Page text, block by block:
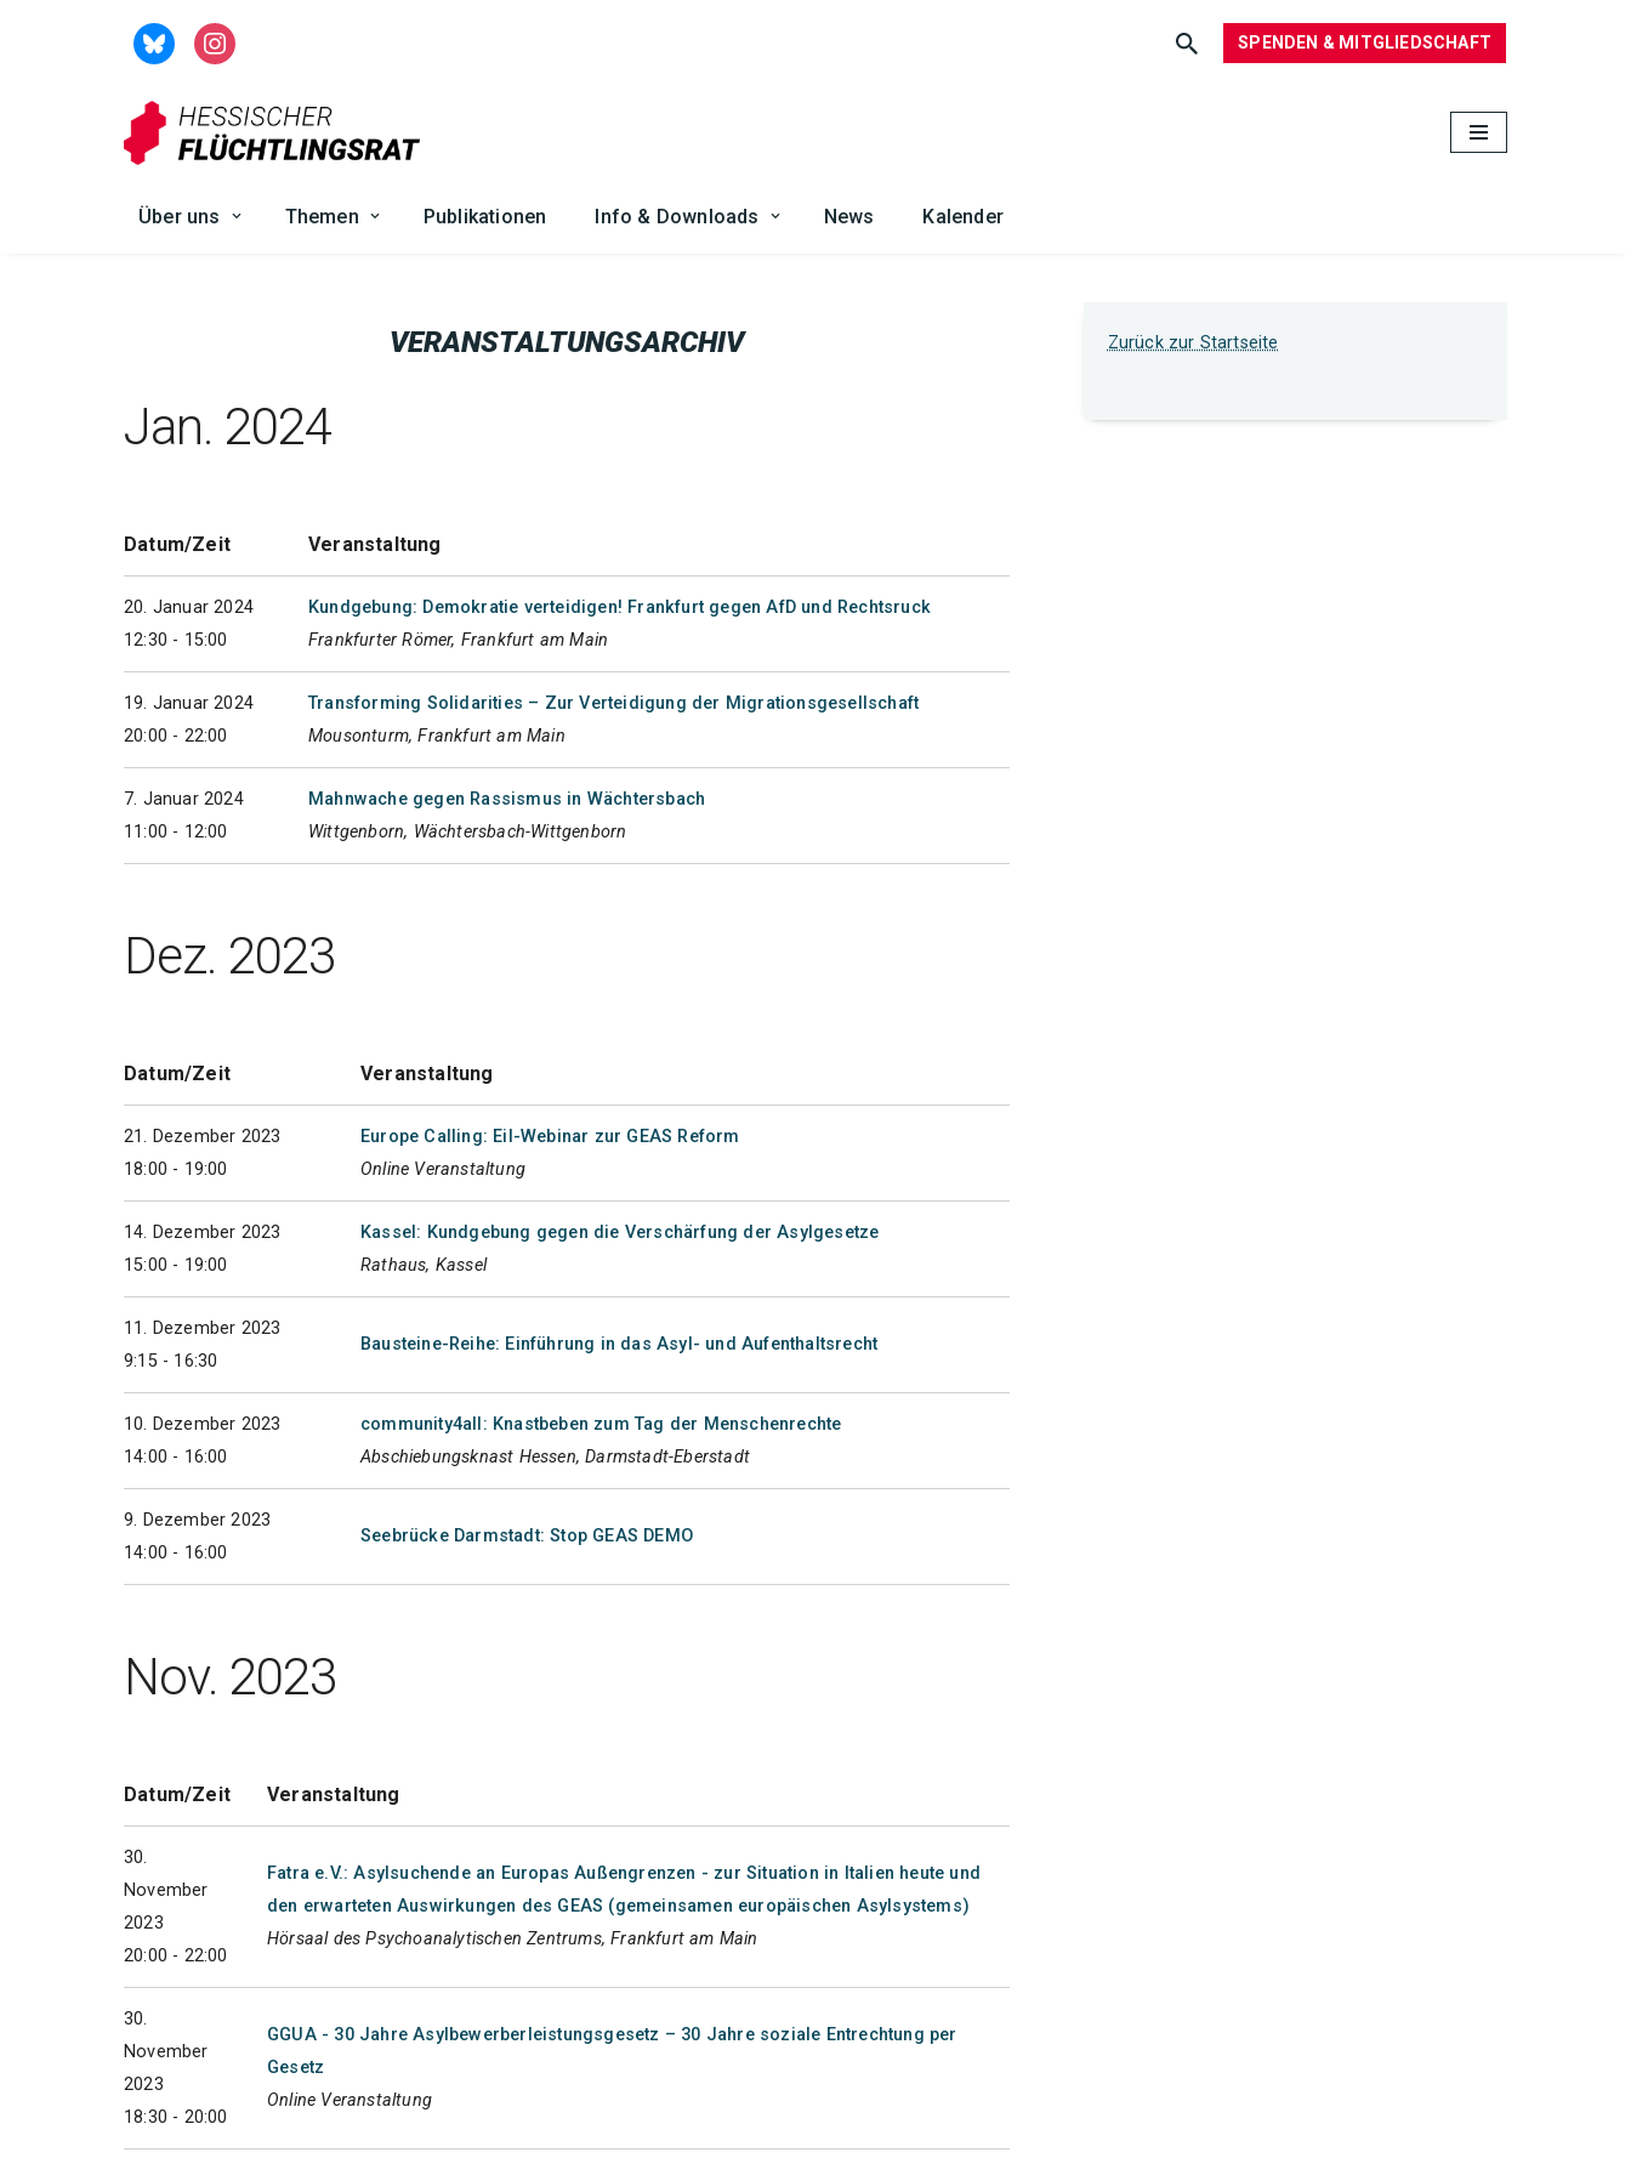
SPENDEN & MITGLIEDSCHAFT
Über uns Themen Publikationen Info & Downloads News Kalender
VERANSTALTUNGSARCHIV
Jan. 2024
Datum/Zeit Veranstaltung
20. Januar 2024
12:30 - 15:00
Kundgebung: Demokratie verteidigen! Frankfurt gegen AfD und Rechtsruck
Frankfurter Römer, Frankfurt am Main
19. Januar 2024
20:00 - 22:00
Transforming Solidarities – Zur Verteidigung der Migrationsgesellschaft
Mousonturm, Frankfurt am Main
7. Januar 2024
11:00 - 12:00
Mahnwache gegen Rassismus in Wächtersbach
Wittgenborn, Wächtersbach-Wittgenborn
Dez. 2023
Datum/Zeit Veranstaltung
21. Dezember 2023
18:00 - 19:00
Europe Calling: Eil-Webinar zur GEAS Reform
Online Veranstaltung
14. Dezember 2023
15:00 - 19:00
Kassel: Kundgebung gegen die Verschärfung der Asylgesetze
Rathaus, Kassel
11. Dezember 2023
9:15 - 16:30
Bausteine-Reihe: Einführung in das Asyl- und Aufenthaltsrecht
10. Dezember 2023
14:00 - 16:00
community4all: Knastbeben zum Tag der Menschenrechte
Abschiebungsknast Hessen, Darmstadt-Eberstadt
9. Dezember 2023
14:00 - 16:00
Seebrücke Darmstadt: Stop GEAS DEMO
Nov. 2023
Datum/Zeit Veranstaltung
30.
November
2023
20:00 - 22:00
Fatra e.V.: Asylsuchende an Europas Außengrenzen - zur Situation in Italien heute und
den erwarteten Auswirkungen des GEAS (gemeinsamen europäischen Asylsystems)
Hörsaal des Psychoanalytischen Zentrums, Frankfurt am Main
30.
November
2023
18:30 - 20:00
GGUA - 30 Jahre Asylbewerberleistungsgesetz – 30 Jahre soziale Entrechtung per
Gesetz
Online Veranstaltung
Zurück zur Startseite